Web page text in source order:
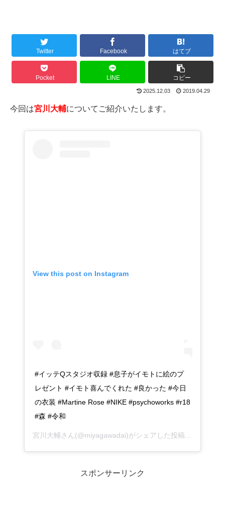
Twitter Facebook はてブ
Pocket LINE コピー
2025.12.03 2019.04.29
今回は宮川大輔についてご紹介いたします。
View this post on Instagram
#イッテQスタジオ収録 #息子がイモトに絵のプ
レゼント #イモト喜んでくれた #良かった #今日
の衣装 #Martine Rose #NIKE #psychoworks #r18
#森 #令和
宮川大輔さん(@miyagawadai)がシェアした投稿 –
スポンサーリンク